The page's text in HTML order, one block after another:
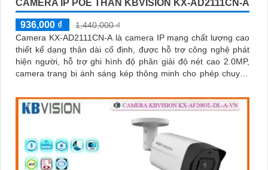
CAMERA IP POE THÂN KBVISION KX-AD2111CN-A
936,000 ₫
1,440,000 ₫
Camera KX-AD2111CN-A là camera IP mạng chất lượng cao
thiết kế dạng thân dài cố định, được hỗ trợ công nghệ phát
hiện người, hỗ trợ ghi hình độ phân giải độ nét cao 2.0MP,
camera trang bị ánh sáng kép thông minh cho phép chuyển
đêm, giúp giám sát bảo vệ an ninh ban đêm một cách linh
hoạt